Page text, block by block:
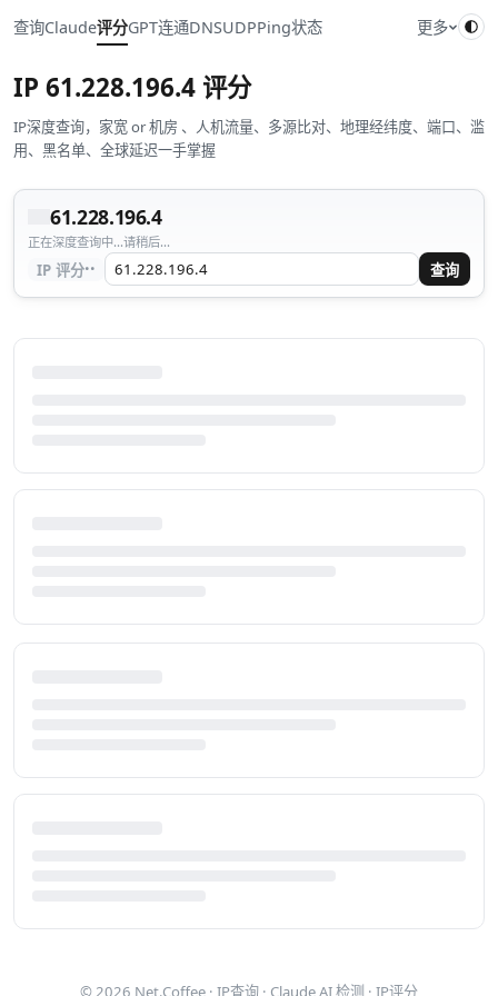
查询Claude评分GPT连通DNSUDPPing状态 更多
IP 61.228.196.4 评分
IP深度查询，家宽 or 机房 、人机流量、多源比对、地理经纬度、端口、滥
用、黑名单、全球延迟一手掌握
61.228.196.4
正在深度查询中...请稍后...
IP 评分·· 查询
© 2026 Net.Coffee · IP查询 · Claude AI 检测 · IP评分